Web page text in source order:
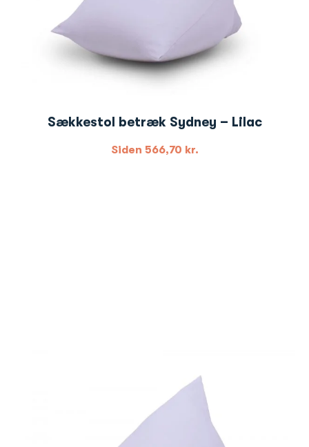
Sækkestol betræk Sydney – Lilac
Siden 566,70 kr.